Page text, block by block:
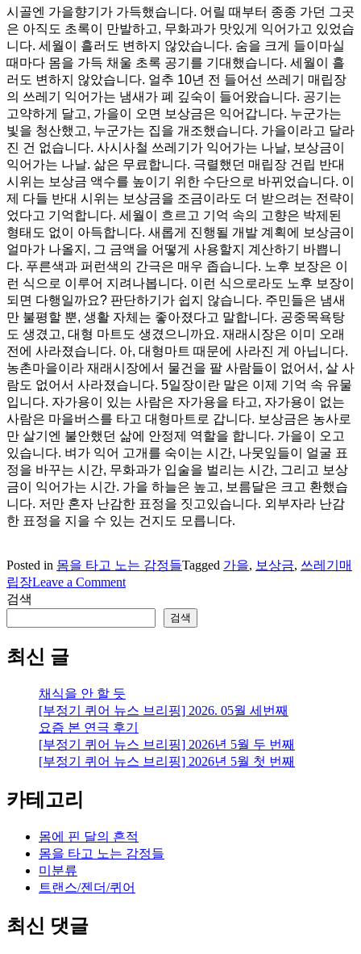
안
될
마
음”,
알
러
지/
대
상
포
진
시골엔 가을향기가 가득했습니다. 어릴 때부터 종종 가던 그곳
은 아직도 초록이 만발하고, 무화과가 맛있게 익어가고 있었습
니다. 세월이 흘러도 변하지 않았습니다. 숨을 크게 들이마실
때마다 몸을 가득 채울 초록 공기를 기대했습니다. 세월이 흘
러도 변하지 않았습니다. 얼추 10년 전 들어선 쓰레기 매립장
의 쓰레기 익어가는 냄새가 폐 깊숙이 들어왔습니다. 공기는
고약하게 달고, 가을이 오면 보상금은 익어갑니다. 누군가는
빛을 청산했고, 누군가는 집을 개조했습니다. 가을이라고 달라
진 건 없습니다. 사시사철 쓰레기가 익어가는 나날, 보상금이
익어가는 나날. 삶은 무료합니다. 극렬했던 매립장 건립 반대
시위는 보상금 액수를 높이기 위한 수단으로 바뀌었습니다. 이
제 다들 반대 시위는 보상금을 조금이라도 더 받으려는 전략이
었다고 기억합니다. 세월이 흐르고 기억 속의 고향은 박제된
형태도 없이 아득합니다. 새롭게 진행될 개발 계획에 보상금이
얼마가 나올지, 그 금액을 어떻게 사용할지 계산하기 바쁩니
다. 푸른색과 퍼런색의 간극은 매우 좁습니다. 노후 보장은 이
런 식으로 이루어 지려나봅니다. 이런 식으로라도 노후 보장이
되면 다행일까요? 판단하기가 쉽지 않습니다. 주민들은 냄새
만 불평할 뿐, 생활 자체는 좋아졌다고 말합니다. 공중목욕탕
도 생겼고, 대형 마트도 생겼으니까요. 재래시장은 이미 오래
전에 사라졌습니다. 아, 대형마트 때문에 사라진 게 아닙니다.
농촌마을이라 재래시장에서 물건을 팔 사람들이 없어서, 살 사
람도 없어서 사라졌습니다. 5일장이란 말은 이제 기억 속 유물
입니다. 자가용이 있는 사람은 자가용을 타고, 자가용이 없는
사람은 마을버스를 타고 대형마트로 갑니다. 보상금은 농사로
만 살기엔 불안했던 삶에 안정제 역할을 합니다. 가을이 오고
있습니다. 벼가 익어 고개를 숙이는 시간, 나뭇잎들이 얼굴 표
정을 바꾸는 시간, 무화과가 입술을 벌리는 시간, 그리고 보상
금이 익어가는 시간. 가을 하늘은 높고, 보름달은 크고 환했습
니다. 저만 혼자 난감한 표정을 짓고있습니다. 외부자라 난감
한 표정을 지을 수 있는 건지도 모릅니다.
Posted in 몸을 타고 노는 감정들Tagged 가을, 보상금, 쓰레기매
립장Leave a Commenton
을
이
는
냄
새
검색
검색
최신 글
채식을 안 할 듯
[부정기 퀴어 뉴스 브리핑] 2026. 05월 세번째
요즘 본 연극 후기
[부정기 퀴어 뉴스 브리핑] 2026년 5월 두 번째
[부정기 퀴어 뉴스 브리핑] 2026년 5월 첫 번째
카테고리
몸에 핀 달의 흔적
몸을 타고 노는 감정들
미분류
트랜스/젠더/퀴어
최신 댓글